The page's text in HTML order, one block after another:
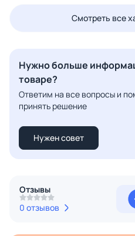
Смотреть все
Нужно больше
товаре?
Ответим на все вопросы и
принять решение
Нужен совет
Отзывы
0 отзывов